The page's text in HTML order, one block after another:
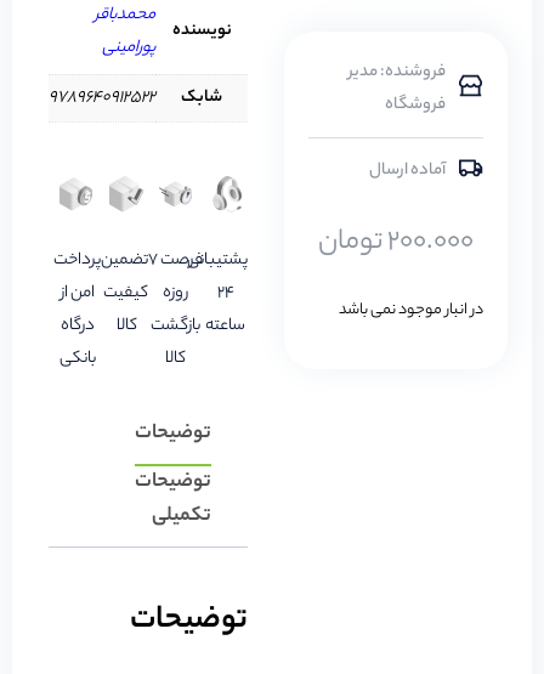
فروشنده: مدیر
فروشگاه
آماده ارسال
200.000تومان
در انبار موجود نمی باشد
نویسنده
محمدباقر
پورامینی
شابک
9789640912522
پشتیبانی
24
ساعته
فرصت 7
روزه
بازگشت
کالا
تضمین
کیفیت
کالا
پرداخت
امن از
درگاه
بانکی
توضیحات
توضیحات
تکمیلی
توضیحات